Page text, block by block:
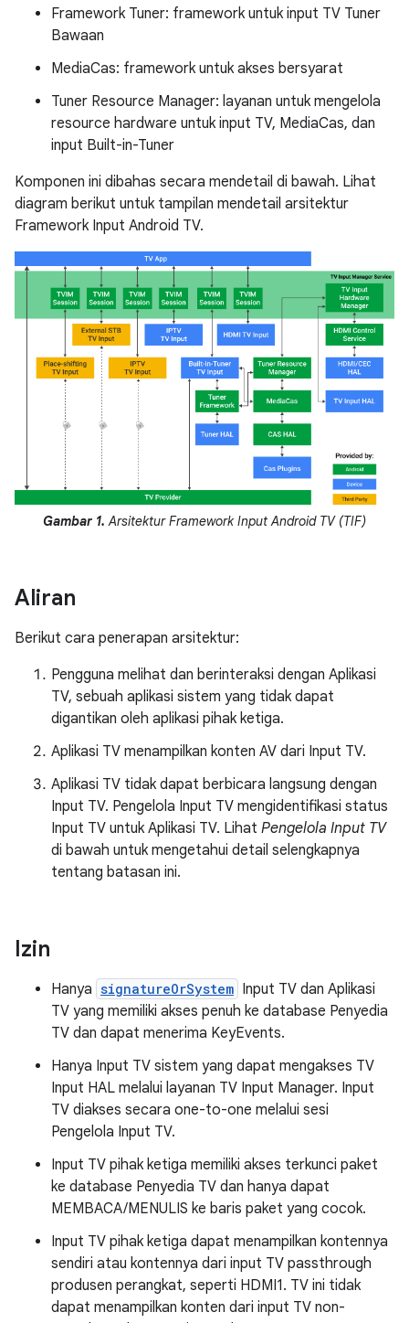
Framework Tuner: framework untuk input TV Tuner
Bawaan
MediaCas: framework untuk akses bersyarat
Tuner Resource Manager: layanan untuk mengelola
resource hardware untuk input TV, MediaCas, dan
input Built-in-Tuner
Komponen ini dibahas secara mendetail di bawah. Lihat
diagram berikut untuk tampilan mendetail arsitektur
Framework Input Android TV.
Gambar 1. Arsitektur Framework Input Android TV (TIF)
Aliran
Berikut cara penerapan arsitektur:
Pengguna melihat dan berinteraksi dengan Aplikasi
TV, sebuah aplikasi sistem yang tidak dapat
digantikan oleh aplikasi pihak ketiga.
Aplikasi TV menampilkan konten AV dari Input TV.
Aplikasi TV tidak dapat berbicara langsung dengan
Input TV. Pengelola Input TV mengidentifikasi status
Input TV untuk Aplikasi TV. Lihat Pengelola Input TV
di bawah untuk mengetahui detail selengkapnya
tentang batasan ini.
Izin
Hanya signatureOrSystem Input TV dan Aplikasi
TV yang memiliki akses penuh ke database Penyedia
TV dan dapat menerima KeyEvents.
Hanya Input TV sistem yang dapat mengakses TV
Input HAL melalui layanan TV Input Manager. Input
TV diakses secara one-to-one melalui sesi
Pengelola Input TV.
Input TV pihak ketiga memiliki akses terkunci paket
ke database Penyedia TV dan hanya dapat
MEMBACA/MENULIS ke baris paket yang cocok.
Input TV pihak ketiga dapat menampilkan kontennya
sendiri atau kontennya dari input TV passthrough
produsen perangkat, seperti HDMI1. TV ini tidak
dapat menampilkan konten dari input TV non-